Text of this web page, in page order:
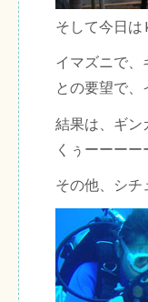
そして今日
イマズニで、
との要望で
結果は、ギン
くぅーーー
その他、シチ